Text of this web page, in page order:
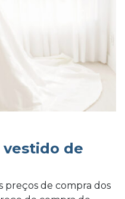
de
preços de compra dos